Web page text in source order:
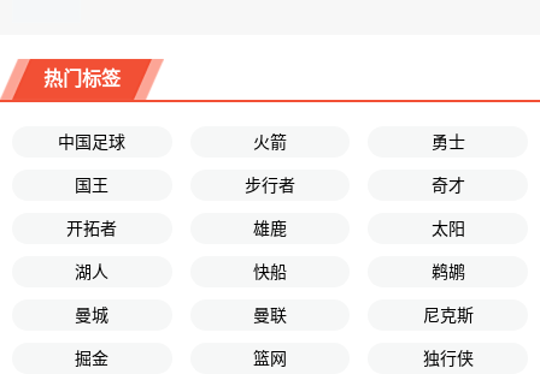
热门标签
中国足球 火箭 勇士
国王 步行者 奇才
开拓者 雄鹿 太阳
湖人 快船 鹈鹕
曼城 曼联 尼克斯
掘金 篮网 独行侠